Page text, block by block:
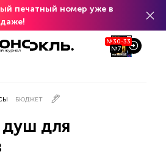
печатный номер уже в
№30-33
№7
БЮДЖЕТ
для